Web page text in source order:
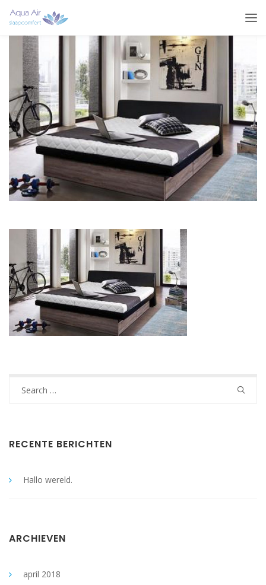
RECENTE BERICHTEN
Hallo wereld.
ARCHIEVEN
april 2018